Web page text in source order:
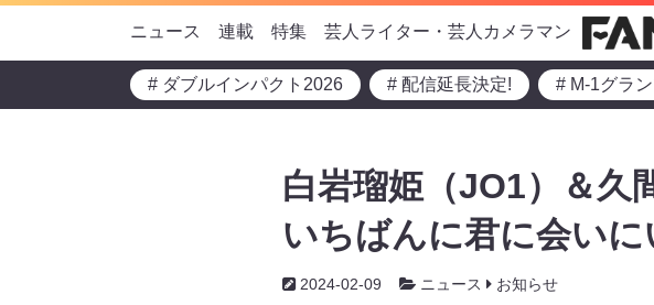
ニュース 連載 特集 芸人ライター・芸人カメラマン
# ダブルインパクト2026 # 配信延長決定! # M-1グラン
白岩瑠姫（JO1）＆久
いちばんに君に会い
2024-02-09 ニュース お知らせ